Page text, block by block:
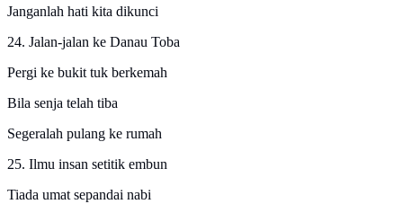
Janganlah hati kita dikunci
24. Jalan-jalan ke Danau Toba
Pergi ke bukit tuk berkemah
Bila senja telah tiba
Segeralah pulang ke rumah
25. Ilmu insan setitik embun
Tiada umat sepandai nabi